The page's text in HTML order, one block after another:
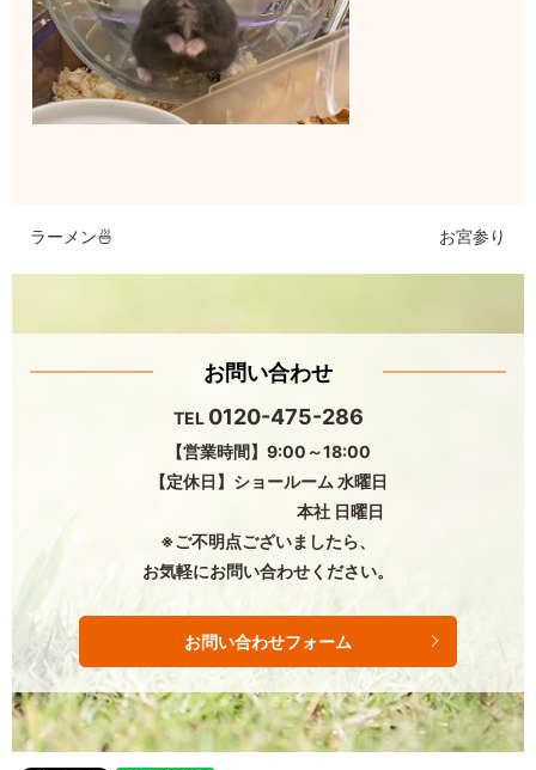
ラーメン🍜 お宮参り
お問い合わせ
TEL 0120-475-286
【営業時間】9:00～18:00
【定休日】ショールーム 水曜日
本社 日曜日
※ご不明点ございましたら、
お気軽にお問い合わせください。
お問い合わせフォーム